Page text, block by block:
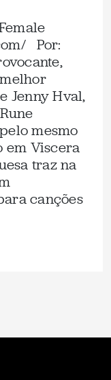
Por:
Jenny Hval,
mesmo
em Viscera
traz na
canções